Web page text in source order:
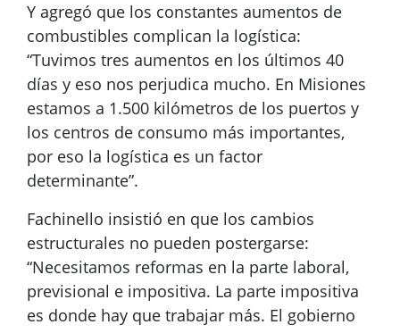
Y agregó que los constantes aumentos de
combustibles complican la logística:
“Tuvimos tres aumentos en los últimos 40
días y eso nos perjudica mucho. En Misiones
estamos a 1.500 kilómetros de los puertos y
los centros de consumo más importantes,
por eso la logística es un factor
determinante”.
Fachinello insistió en que los cambios
estructurales no pueden postergarse:
“Necesitamos reformas en la parte laboral,
previsional e impositiva. La parte impositiva
es donde hay que trabajar más. El gobierno